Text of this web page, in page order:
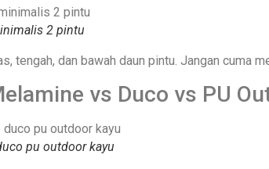
2 pintu
tengah, dan bawah daun pintu. Jangan cuma
vs Duco vs PU
pu outdoor kayu